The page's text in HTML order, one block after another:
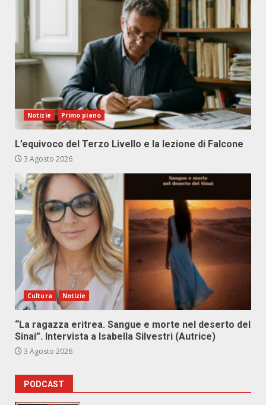
Notizie Primo piano
L’equivoco del Terzo Livello e la lezione di Falcone
3 Agosto 2026
Cultura Notizie
“La ragazza eritrea. Sangue e morte nel deserto del
Sinai”. Intervista a Isabella Silvestri (Autrice)
3 Agosto 2026
PODCAST